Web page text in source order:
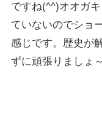
ですね(^^)オオガ
ていないのでショ
感じです。歴史が
ずに頑張りましょ